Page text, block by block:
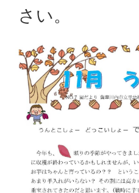
さい。